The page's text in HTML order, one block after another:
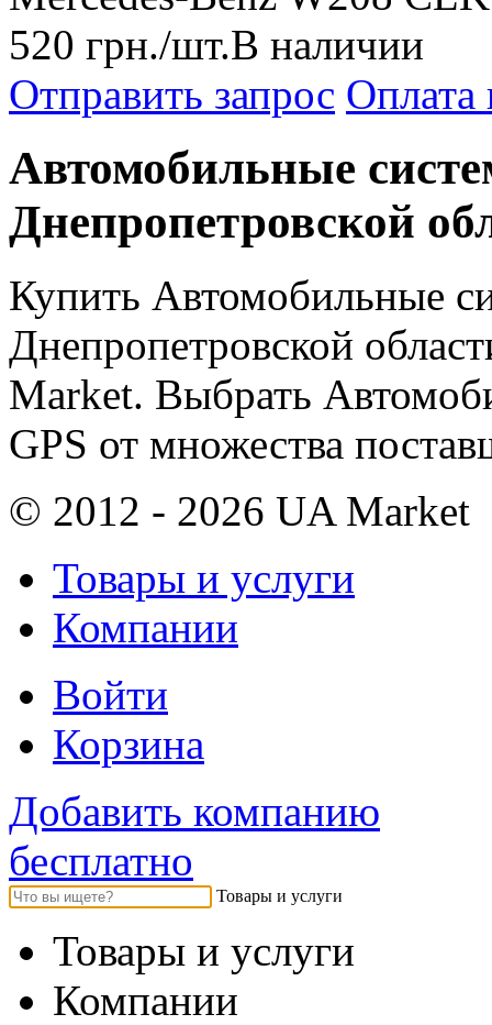
520 грн./шт.В наличии
Отправить запрос Оплата
Автомобильные
Днепропетровской
Купить Автомобильные
Днепропетровской
Market. Выбрать
GPS от множества
© 2012 - 2026 UA Market
Товары и услуги
Компании
Войти
Корзина
Добавить компанию
бесплатно
Товары и услуги
Товары и услуги
Компании